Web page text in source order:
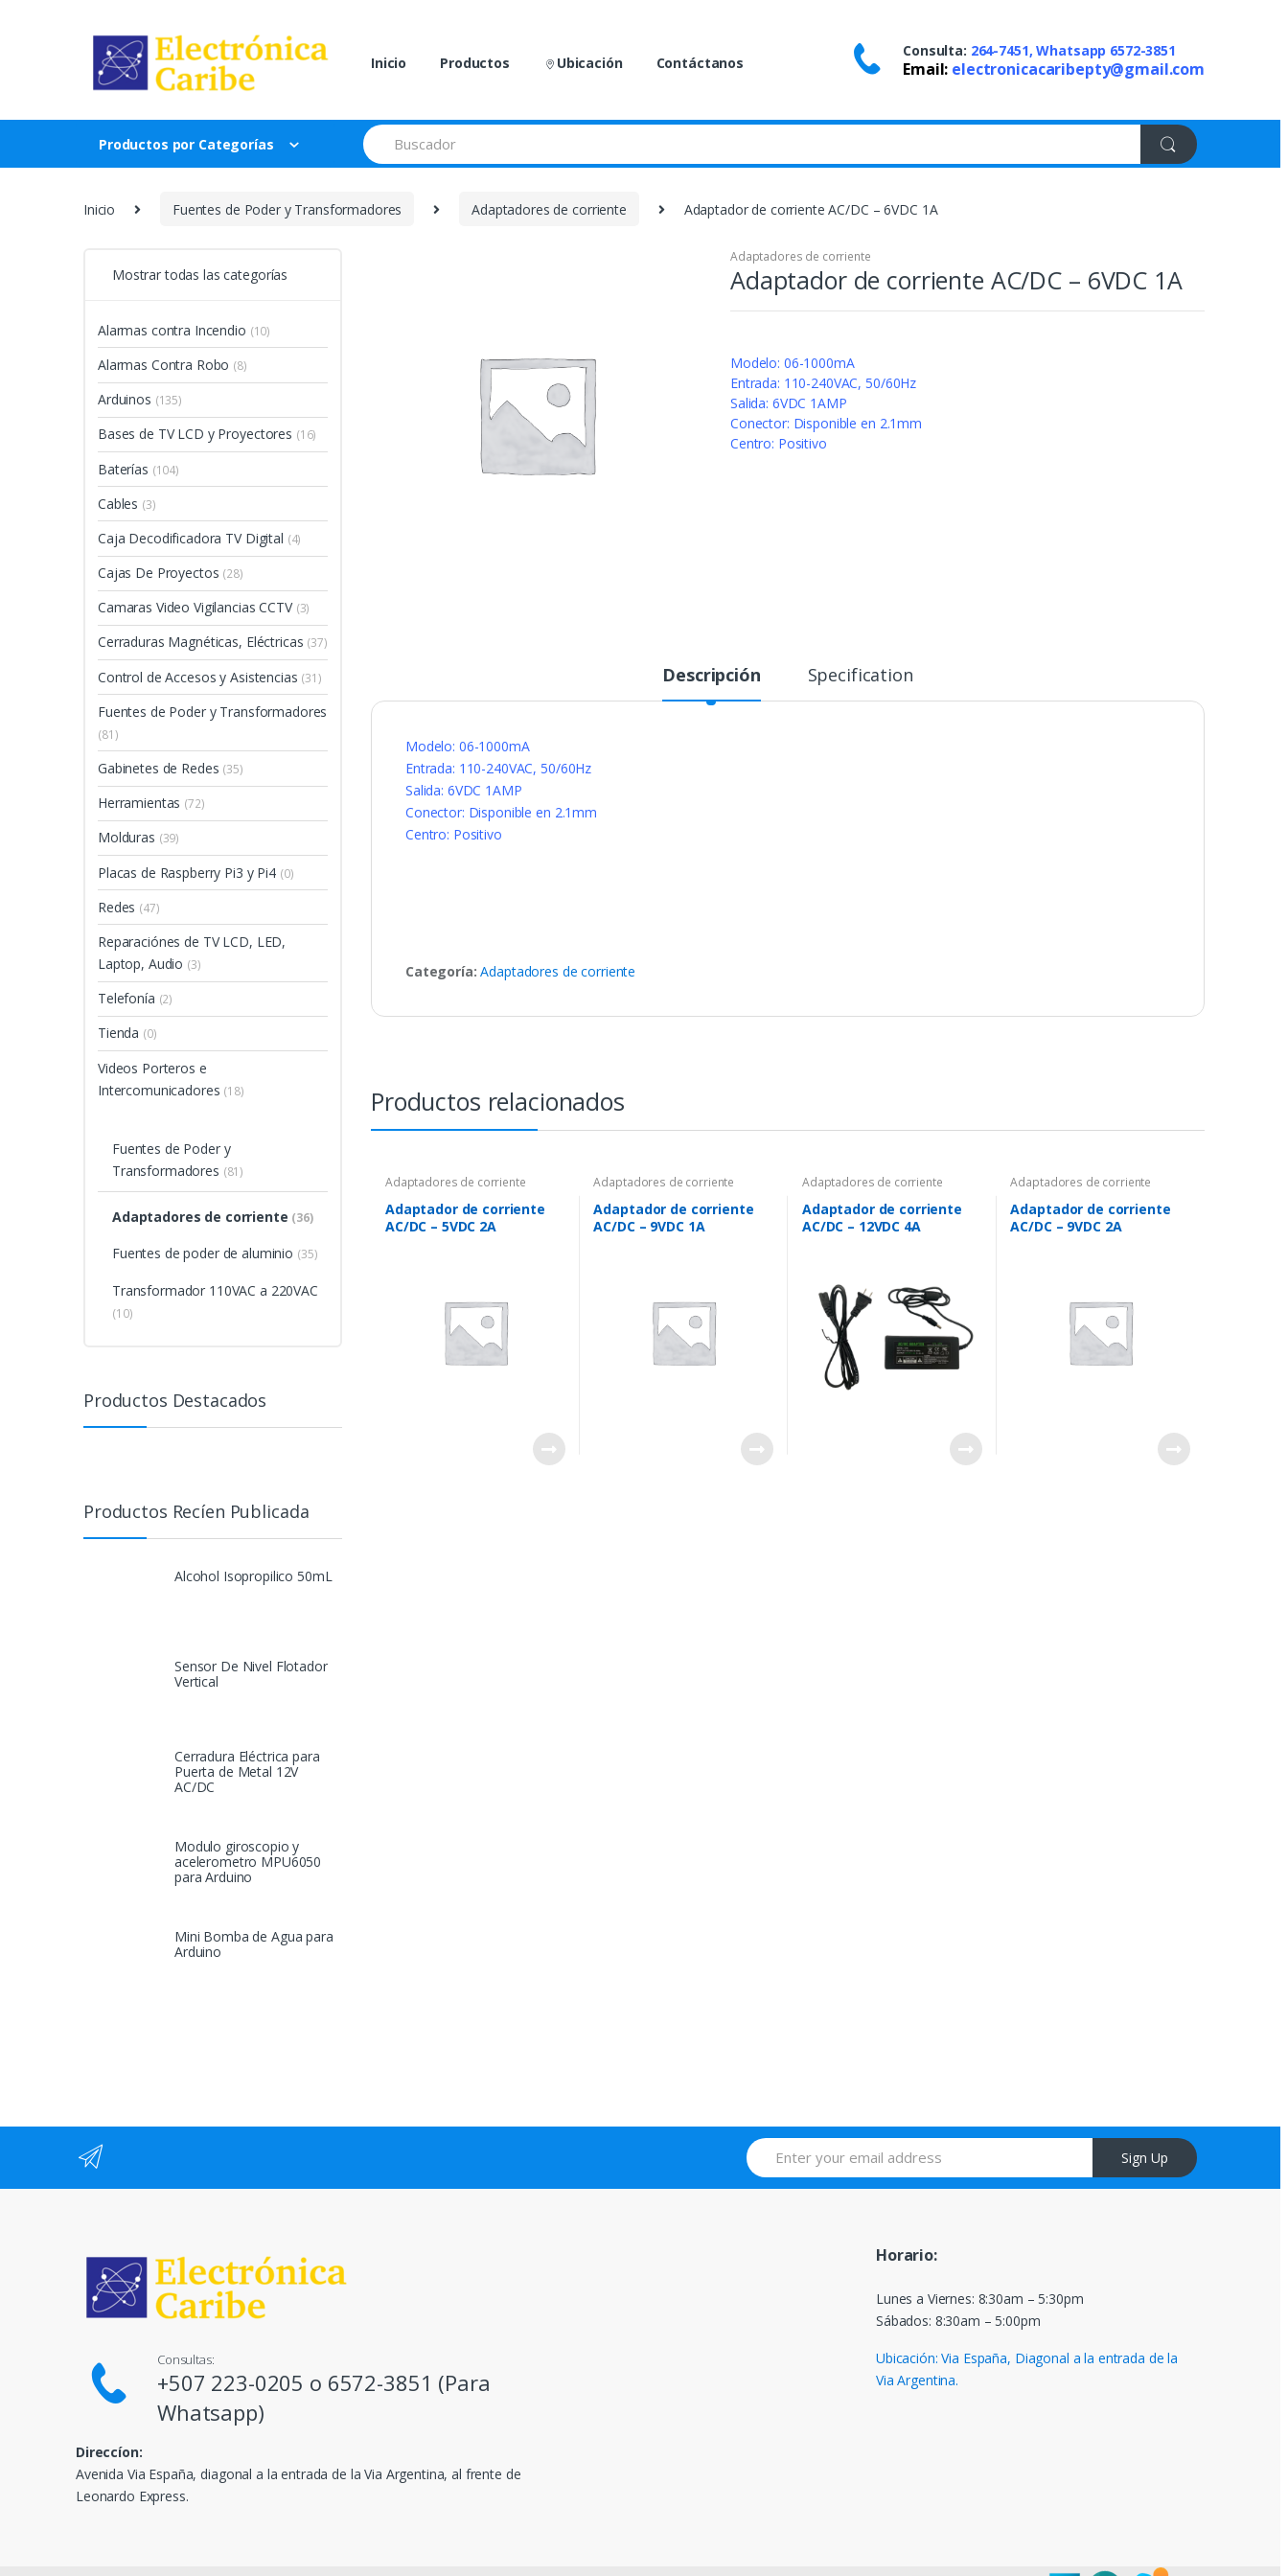
Inicio Productos Ubicación Contáctanos
Consulta: 264-7451, Whatsapp 6572-3851
Email: electronicacaribepty@gmail.com
Productos por Categorías
Search
for:
Inicio Fuentes de Poder y Transformadores Adaptadores de corriente Adaptador de corriente AC/DC – 6VDC 1A
Adaptadores de corriente
Adaptador de corriente AC/DC – 6VDC 1A
Modelo: 06-1000mA
Entrada: 110-240VAC, 50/60Hz
Salida: 6VDC 1AMP
Conector: Disponible en 2.1mm
Centro: Positivo
Descripción Specification
Modelo: 06-1000mA
Entrada: 110-240VAC, 50/60Hz
Salida: 6VDC 1AMP
Conector: Disponible en 2.1mm
Centro: Positivo
Categoría:Adaptadores de corriente
Productos relacionados
Adaptadores de corriente
Adaptador de corriente
AC/DC – 5VDC 2A
Adaptadores de corriente
Adaptador de corriente
AC/DC – 9VDC 1A
Adaptadores de corriente
Adaptador de corriente
AC/DC – 12VDC 4A
Adaptadores de corriente
Adaptador de corriente
AC/DC – 9VDC 2A
Mostrar todas las categorías
Alarmas contra Incendio (10)
Alarmas Contra Robo (8)
Arduinos (135)
Bases de TV LCD y Proyectores (16)
Baterías (104)
Cables (3)
Caja Decodificadora TV Digital (4)
Cajas De Proyectos (28)
Camaras Video Vigilancias CCTV (3)
Cerraduras Magnéticas, Eléctricas (37)
Control de Accesos y Asistencias (31)
Fuentes de Poder y Transformadores
(81)
Gabinetes de Redes (35)
Herramientas (72)
Molduras (39)
Placas de Raspberry Pi3 y Pi4 (0)
Redes (47)
Reparaciónes de TV LCD, LED,
Laptop, Audio (3)
Telefonía (2)
Tienda (0)
Videos Porteros e
Intercomunicadores (18)
Fuentes de Poder y
Transformadores (81)
Adaptadores de corriente (36)
Fuentes de poder de aluminio (35)
Transformador 110VAC a 220VAC
(10)
Productos Destacados
Productos Recíen Publicada
Alcohol Isopropilico 50mL
Sensor De Nivel Flotador
Vertical
Cerradura Eléctrica para
Puerta de Metal 12V
AC/DC
Modulo giroscopio y
acelerometro MPU6050
para Arduino
Mini Bomba de Agua para
Arduino
Sign Up
Consultas:
+507 223-0205 o 6572-3851 (Para
Whatsapp)
Direccíon:
Avenida Via España, diagonal a la entrada de la Via Argentina, al frente de
Leonardo Express.
Horario:
Lunes a Viernes: 8:30am – 5:30pm
Sábados: 8:30am – 5:00pm
Ubicación: Via España, Diagonal a la entrada de la
Via Argentina.